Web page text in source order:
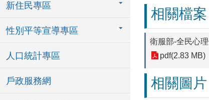
新住民專區
性別平等宣導專區
人口統計專區
戶政服務網
相關檔案
衛服部-全民心
pdf(2.83 MB)
相關圖片